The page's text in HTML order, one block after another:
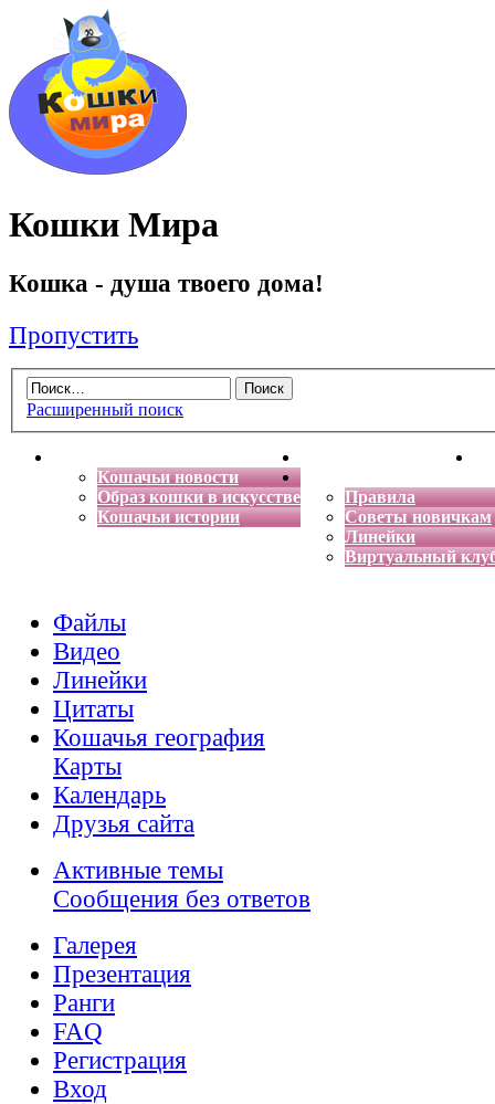
Кошки Мира
Кошка - душа твоего дома!
Пропустить
Расширенный поиск
Кошачьи новости
Образ кошки в искусстве
Кошачьи истории
Энциклопедия кошек
Правила
Советы новичкам
Линейки
Виртуальный
Файлы
Видео
Линейки
Цитаты
Кошачья география
Карты
Календарь
Друзья сайта
Активные темы
Сообщения без ответов
Галерея
Презентация
Ранги
FAQ
Регистрация
Вход